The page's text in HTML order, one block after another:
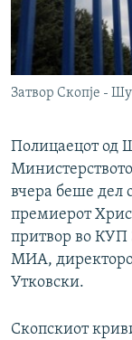
РСЕ веб
Затвор Скопје -
Полицаецот од
вчера беше дел
премиерот
притвор во КУП
МИА,
Утковски.
Скопскиот